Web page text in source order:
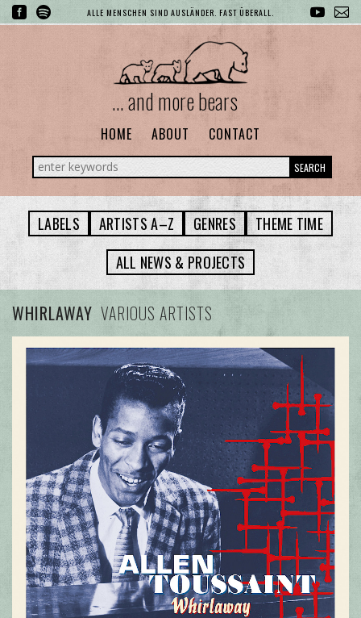
ALLE MENSCHEN SIND AUSLÄNDER. FAST ÜBERALL.
... and more bears
HOME ABOUT CONTACT
SEARCH
LABELS ARTISTS A–Z GENRES
THEME TIME
ALL NEWS & PROJECTS
WHIRLAWAY VARIOUS ARTISTS